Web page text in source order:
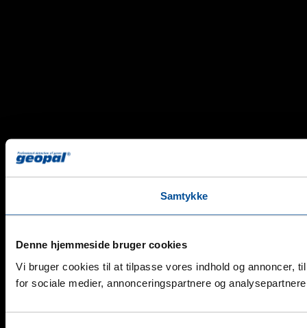
Samtykke
Denne hjemmeside bruger cookies
Vi bruger cookies til at tilpasse vores indhold og annoncer,
for sociale medier, annonceringspartnere og